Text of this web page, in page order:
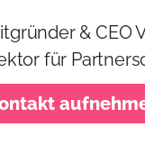
& CEO
für